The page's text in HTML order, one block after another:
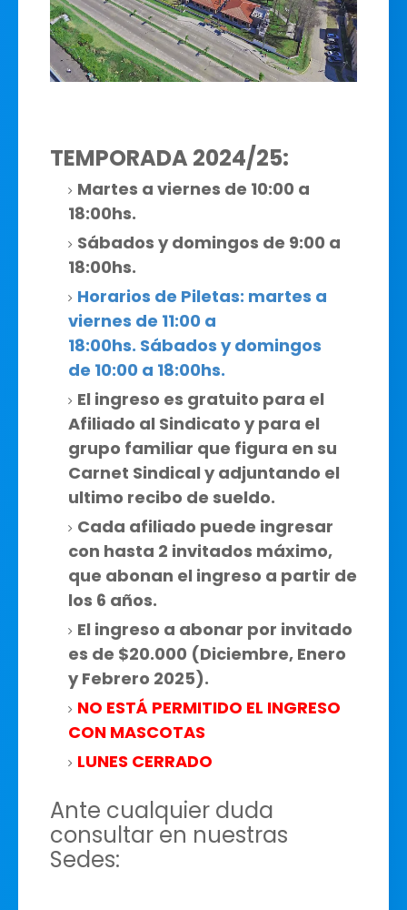
TEMPORADA 2024/25:
Martes a viernes de 10:00 a
18:00hs.
Sábados y domingos de 9:00 a
18:00hs.
Horarios de Piletas: martes a
viernes de 11:00 a
18:00hs. Sábados y domingos
de 10:00 a 18:00hs.
El ingreso es gratuito para el
Afiliado al Sindicato y para el
grupo familiar que figura en su
Carnet Sindical y adjuntando el
ultimo recibo de sueldo.
Cada afiliado puede ingresar
con hasta 2 invitados máximo,
que abonan el ingreso a partir de
los 6 años.
El ingreso a abonar por invitado
es de $20.000 (Diciembre, Enero
y Febrero 2025).
NO ESTÁ PERMITIDO EL INGRESO
CON MASCOTAS
LUNES CERRADO
Ante cualquier duda
consultar en nuestras
Sedes: